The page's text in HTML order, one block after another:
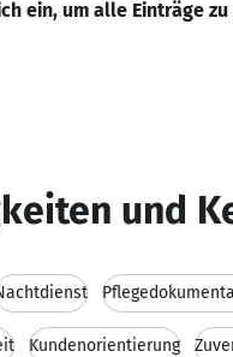
ein, um alle Einträge
und
Kundenorientierung